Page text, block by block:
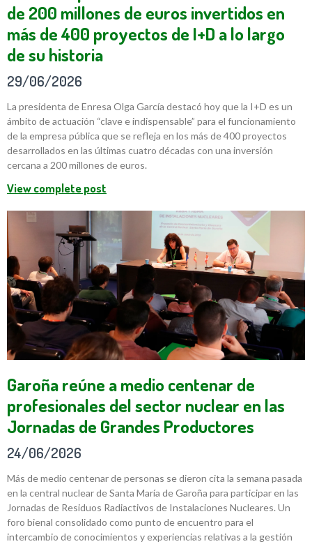
de 200 millones de euros invertidos en
más de 400 proyectos de I+D a lo largo
de su historia
29/06/2026
La presidenta de Enresa Olga García destacó hoy que la I+D es un
ámbito de actuación “clave e indispensable” para el funcionamiento
de la empresa pública que se refleja en los más de 400 proyectos
desarrollados en las últimas cuatro décadas con una inversión
cercana a 200 millones de euros.
View complete post
Garoña reúne a medio centenar de
profesionales del sector nuclear en las
Jornadas de Grandes Productores
24/06/2026
Más de medio centenar de personas se dieron cita la semana pasada
en la central nuclear de Santa María de Garoña para participar en las
Jornadas de Residuos Radiactivos de Instalaciones Nucleares. Un
foro bienal consolidado como punto de encuentro para el
intercambio de conocimientos y experiencias relativas a la gestión